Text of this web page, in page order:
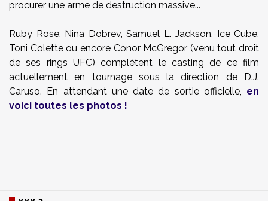
procurer une arme de destruction massive...
Ruby Rose, Nina Dobrev, Samuel L. Jackson, Ice Cube,
Toni Colette ou encore Conor McGregor (venu tout droit
de ses rings UFC) complètent le casting de ce film
actuellement en tournage sous la direction de D.J.
Caruso. En attendant une date de sortie officielle, en
voici toutes les photos !